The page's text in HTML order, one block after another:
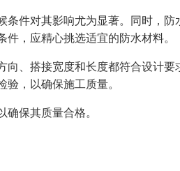
件对其影响尤为显著。同时，
，应精心挑选适宜的防水材料。
、搭接宽度和长度都符合设计
，以确保施工质量。
保其质量合格。